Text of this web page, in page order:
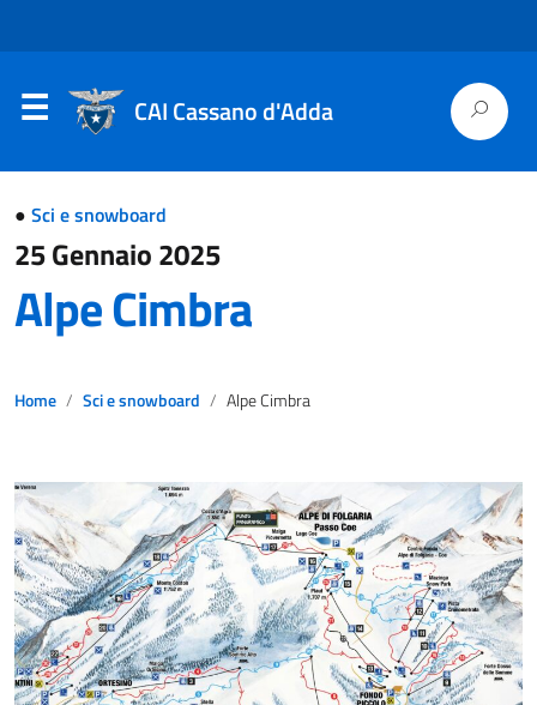
CAI Cassano d'Adda
● Sci e snowboard
25 Gennaio 2025
Alpe Cimbra
Home Sci e snowboard Alpe Cimbra